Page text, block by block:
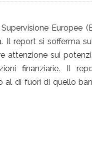
Europee
Il report si sofferma
attenzione sui
finanziarie. Il
al di fuori di quello